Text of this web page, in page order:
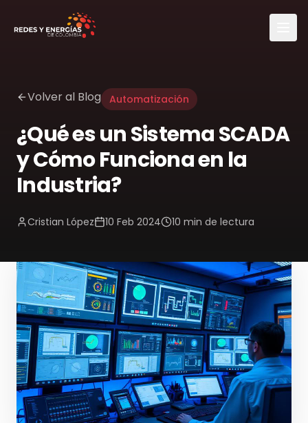
Volver al Blog Automatización
¿Qué es un Sistema SCADA
y Cómo Funciona en la
Industria?
Cristian López 10 Feb 2024 10 min de lectura